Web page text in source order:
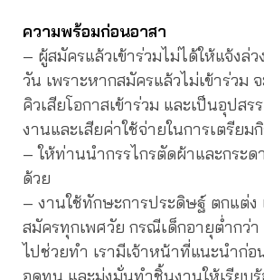
ความพร้อมก่อนอาสา
– ผู้สมัครแล้วเข้าร่วมไม่ได้ให้แจ้งล่
วัน เพราะหากสมัครแล้วไม่เข้าร่วม
คิวเสียโอกาสเข้าร่วม และเป็นอุปสร
งานและเสียค่าใช้จ่ายในการเตรียม
– ให้ท่านนำกรรไกรตัดผ้าและกระด
ด้วย
– งานใช้ทักษะการประดิษฐ์ ตกแต่ง
สมัครทุกเพศวัย กรณีเด็กอายุต่ำกว่า
ไปช่วยทำ เรามีเจ้าหน้าที่แนะนำก่